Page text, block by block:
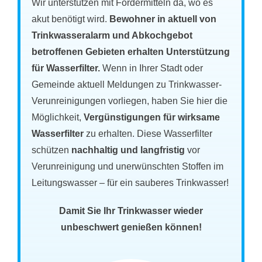
Wir unterstützen mit Fördermitteln da, wo es
akut benötigt wird. Bewohner in aktuell von
Trinkwasseralarm und Abkochgebot
betroffenen Gebieten erhalten Unterstützung
für Wasserfilter.Wenn in Ihrer Stadt oder
Gemeinde aktuell Meldungen zu Trinkwasser-
Verunreinigungen vorliegen, haben Sie hier die
Möglichkeit,Vergünstigungen für wirksame
Wasserfilterzu erhalten. Diese Wasserfilter
schützen nachhaltig und langfristig vor
Verunreinigung und unerwünschten Stoffen im
Leitungswasser – für ein sauberes Trinkwasser!
Damit Sie Ihr Trinkwasser wieder
unbeschwert genießen können!